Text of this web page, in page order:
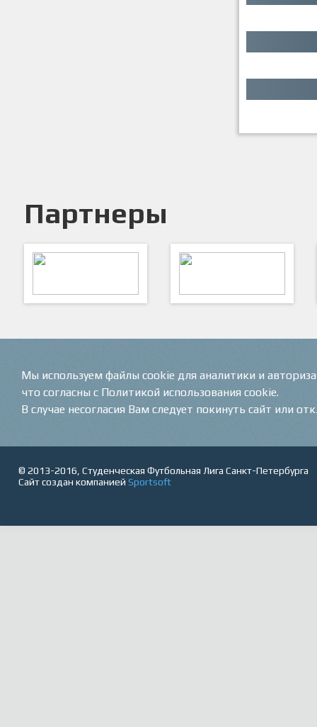
Партнеры
© 2013-2016, Студенческая Футбольная Лига Санкт-Петербурга
Сайт создан компанией Sportsoft
Мы используем файлы cookie для аналитики и
что согласны с Политикой использования cookie.
В случае несогласия Вам следует покинуть сайт или